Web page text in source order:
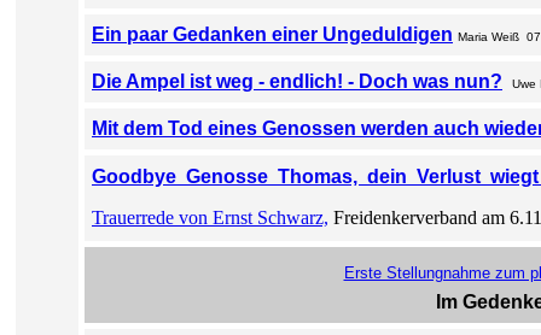
Ein paar Gedanken einer Ungeduldigen Maria Weiß
Die Ampel ist weg - endlich! - Doch was nun? Uwe
Mit dem Tod eines Genossen werden auch
Goodbye Genosse Thomas, dein Verlust
Trauerrede von Ernst Schwarz, Freidenkerverband am
Erste Stellungnahme zum
Im